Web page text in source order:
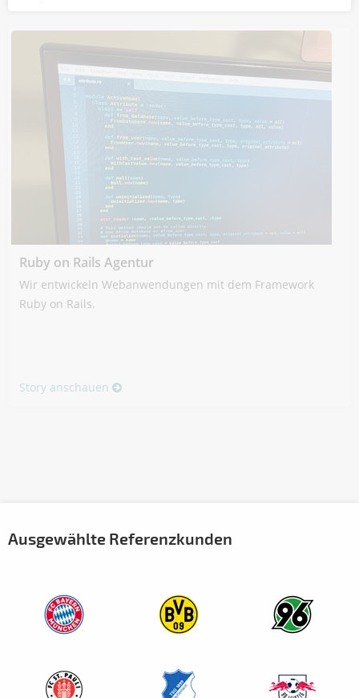
Ruby on Rails Agentur
Wir entwickeln Webanwendungen mit dem Framework
Ruby on Rails.
Story anschauen
Ausgewählte Referenzkunden